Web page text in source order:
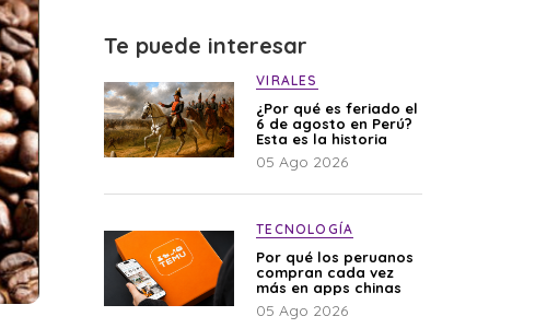
Te puede interesar
VIRALES
¿Por qué es feriado el
6 de agosto en Perú?
Esta es la historia
05 Ago 2026
TECNOLOGÍA
Por qué los peruanos
compran cada vez
más en apps chinas
05 Ago 2026